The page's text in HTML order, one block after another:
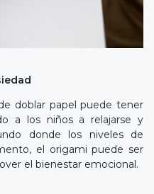
doblar papel puede tener
a los niños a relajarse y
donde los niveles de
el origami puede ser
el bienestar emocional.